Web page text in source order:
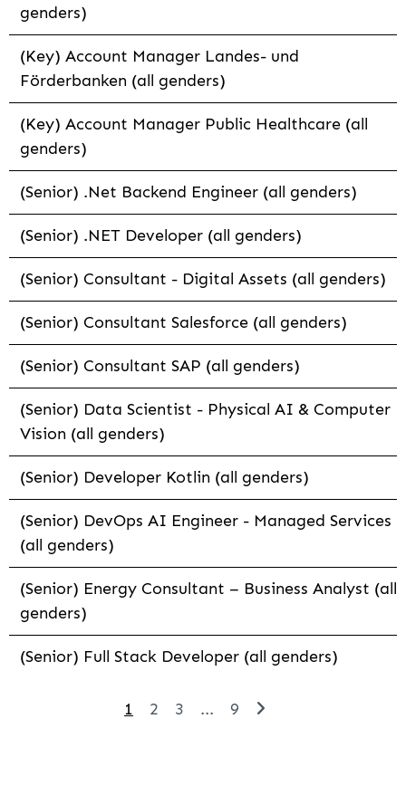
genders)
(Key) Account Manager Landes- und
Förderbanken (all genders)
(Key) Account Manager Public Healthcare (all
genders)
(Senior) .Net Backend Engineer (all genders)
(Senior) .NET Developer (all genders)
(Senior) Consultant - Digital Assets (all genders)
(Senior) Consultant Salesforce (all genders)
(Senior) Consultant SAP (all genders)
(Senior) Data Scientist - Physical AI & Computer
Vision (all genders)
(Senior) Developer Kotlin (all genders)
(Senior) DevOps AI Engineer - Managed Services
(all genders)
(Senior) Energy Consultant – Business Analyst (all
genders)
(Senior) Full Stack Developer (all genders)
1 2 3 ... 9